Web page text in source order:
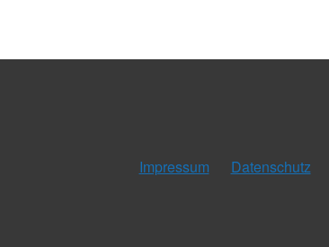
Impressum Datenschutz